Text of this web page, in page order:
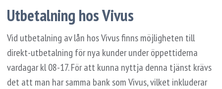
Utbetalning hos Vivus
Vid utbetalning av lån hos Vivus finns möjligheten till
direkt-utbetalning för nya kunder under öppettiderna
vardagar kl 08-17. För att kunna nyttja denna tjänst krävs
det att man har samma bank som Vivus, vilket inkluderar